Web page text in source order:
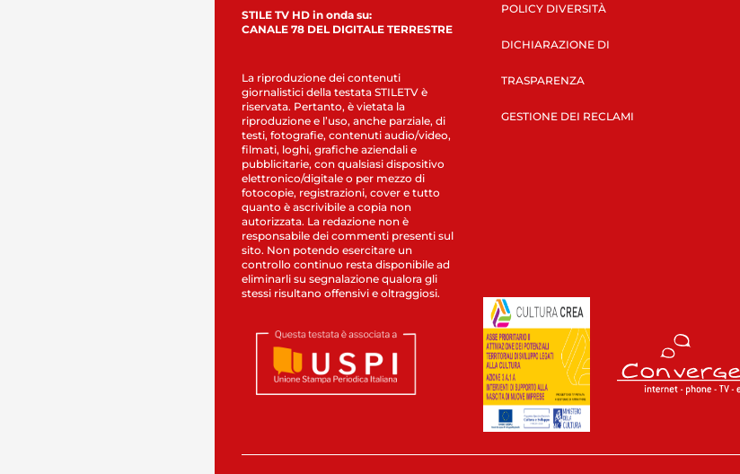
STILE TV HD in onda su:
CANALE 78 DEL DIGITALE TERRESTRE
La riproduzione dei contenuti
giornalistici della testata STILETV è
riservata. Pertanto, è vietata la
riproduzione e l’uso, anche parziale, di
testi, fotografie, contenuti audio/video,
filmati, loghi, grafiche aziendali e
pubblicitarie, con qualsiasi dispositivo
elettronico/digitale o per mezzo di
fotocopie, registrazioni, cover e tutto
quanto è ascrivibile a copia non
autorizzata. La redazione non è
responsabile dei commenti presenti sul
sito. Non potendo esercitare un
controllo continuo resta disponibile ad
eliminarli su segnalazione qualora gli
stessi risultano offensivi e oltraggiosi.
POLICY DIVERSITÀ
DICHIARAZIONE DI
TRASPARENZA
GESTIONE DEI RECLAMI